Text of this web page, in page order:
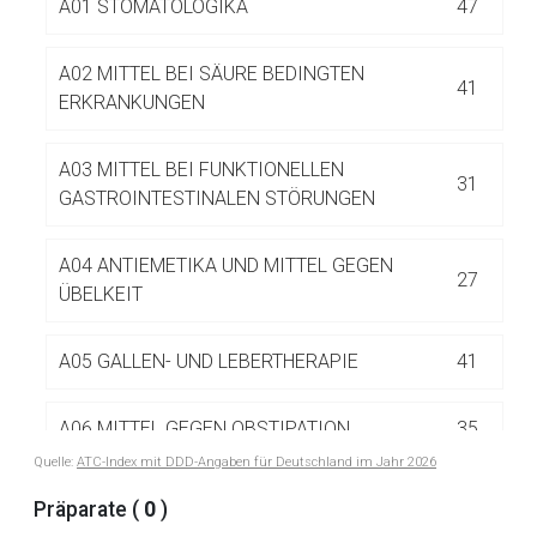
A01 STOMATOLOGIKA 47
A02 MITTEL BEI SÄURE BEDINGTEN
ERKRANKUNGEN
41
A03 MITTEL BEI FUNKTIONELLEN
GASTROINTESTINALEN STÖRUNGEN
31
A04 ANTIEMETIKA UND MITTEL GEGEN
ÜBELKEIT
27
A05 GALLEN- UND LEBERTHERAPIE 41
A06 MITTEL GEGEN OBSTIPATION 35
A07 ANTIDIARRHOIKA UND INTESTINALE
ANTIPHLOGISTIKA/ANTIINFEKTIVA
Quelle: ATC-Index mit DDD-Angaben für Deutschland im Jahr 2026
Präparate ( 0 )